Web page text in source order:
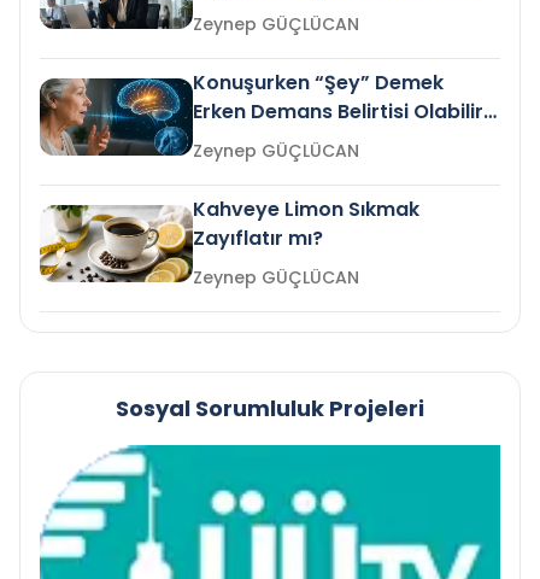
Gelir mi?Zeynep GÜÇLÜCAN
Konuşurken “Şey” Demek
Erken Demans Belirtisi Olabilir
mi?
Zeynep GÜÇLÜCAN
Kahveye Limon Sıkmak
Zayıflatır mı?
Zeynep GÜÇLÜCAN
Sosyal Sorumluluk Projeleri